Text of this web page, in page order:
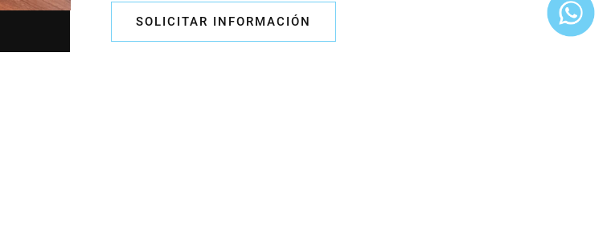
SOLICITAR INFORMACIÓN